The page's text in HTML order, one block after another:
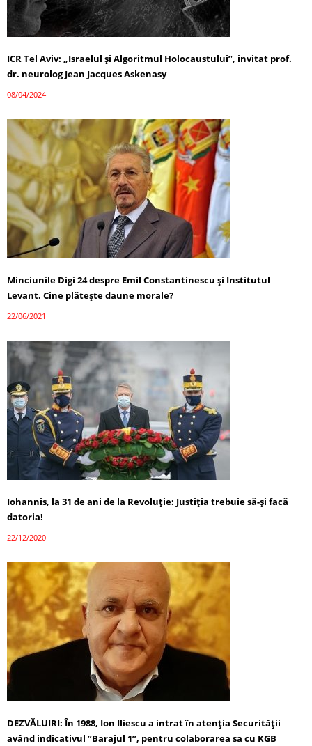
ICR Tel Aviv: „Israelul și Algoritmul Holocaustului”, invitat prof.
dr. neurolog Jean Jacques Askenasy
08/04/2024
Minciunile Digi 24 despre Emil Constantinescu și Institutul
Levant. Cine plătește daune morale?
22/06/2021
Iohannis, la 31 de ani de la Revoluție: Justiția trebuie să-și facă
datoria!
22/12/2020
DEZVĂLUIRI: În 1988, Ion Iliescu a intrat în atenția Securității
având indicativul ”Barajul 1”, pentru colaborarea sa cu KGB